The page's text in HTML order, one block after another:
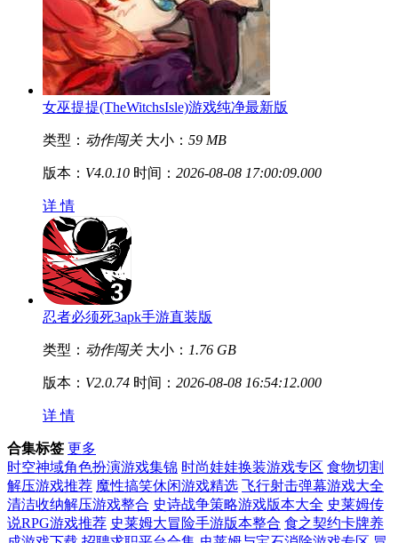
女巫提提(TheWitchsIsle)游戏纯净最新版
类型： 动作闯关 大小： 59 MB
版本： V4.0.10 时间： 2026-08-08 17:00:09.000
详 情
忍者必须死3apk手游直装版
类型： 动作闯关 大小： 1.76 GB
版本： V2.0.74 时间： 2026-08-08 16:54:12.000
详 情
合集标签 更多
时空神域角色扮演游戏集锦 时尚娃娃换装游戏专区 食物切割
解压游戏推荐 魔性搞笑休闲游戏精选 飞行射击弹幕游戏大全
清洁收纳解压游戏整合 史诗战争策略游戏版本大全 史莱姆传
说RPG游戏推荐 史莱姆大冒险手游版本整合 食之契约卡牌养